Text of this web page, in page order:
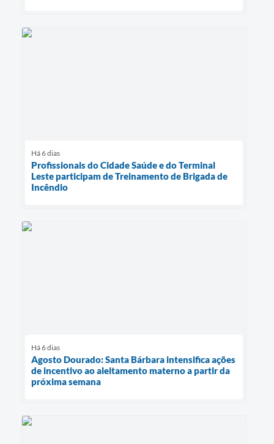
Há 6 dias
Profissionais do Cidade Saúde e do Terminal
Leste participam de Treinamento de Brigada de
Incêndio
Há 6 dias
Agosto Dourado: Santa Bárbara intensifica ações
de incentivo ao aleitamento materno a partir da
próxima semana